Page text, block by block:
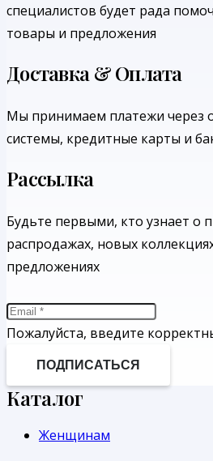
специалистов будет рада
товары и предложения
Доставка & Оплата
Мы принимаем платежи через
системы, кредитные карты и
Рассылка
Будьте первыми, кто узнает о
распродажах, новых
предложениях
Пожалуйста, введите
ПОДПИСАТЬСЯ
Каталог
Женщинам